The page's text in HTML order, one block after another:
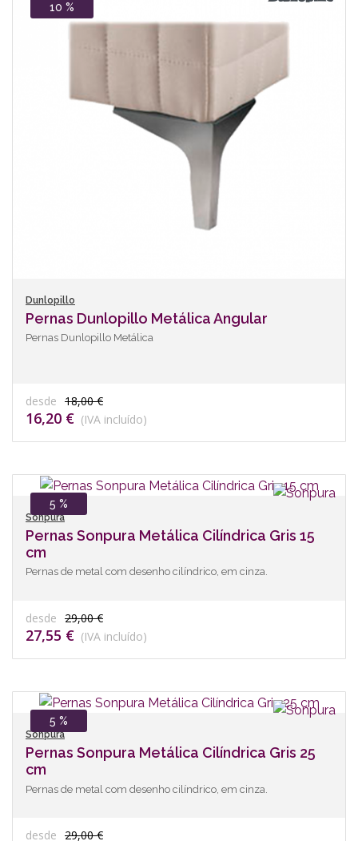
10 %
Dunlopillo
Pernas Dunlopillo Metálica Angular
Pernas Dunlopillo Metálica
desde 18,00 €
16,20 € (IVA incluído)
5 %
Sonpura
Pernas Sonpura Metálica Cilíndrica Gris 15
cm
Pernas de metal com desenho cilíndrico, em cinza.
desde 29,00 €
27,55 € (IVA incluído)
5 %
Sonpura
Pernas Sonpura Metálica Cilíndrica Gris 25
cm
Pernas de metal com desenho cilíndrico, em cinza.
desde 29,00 €